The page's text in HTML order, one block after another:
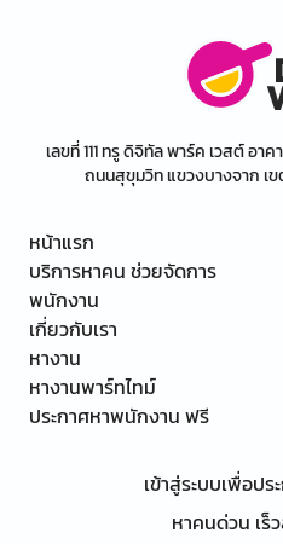
เลขที่ 111 ทรู ดิจิทัล พาร์ค เวสต์ อา
ถนนสุขุมวิท แขวงบางจาก เ
หน้าแรก
บริการหาคน ช่วยจัดการ
พนักงาน
เกี่ยวกับเรา
หางาน
หางานพาร์ทไทม์
ประกาศหาพนักงาน ฟรี
เข้าสู่ระบบเพื่อป
หาคนด่วน เร็